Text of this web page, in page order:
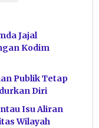
Jajal
Kodim
Publik Tetap
Diri
Isu Aliran
Wilayah